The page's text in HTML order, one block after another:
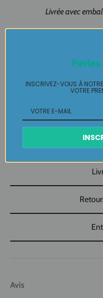
Livrée avec
jamais vu, jamais porté
Plaisir de
Avis
INSCRIVEZ-VOUS À
VOTRE